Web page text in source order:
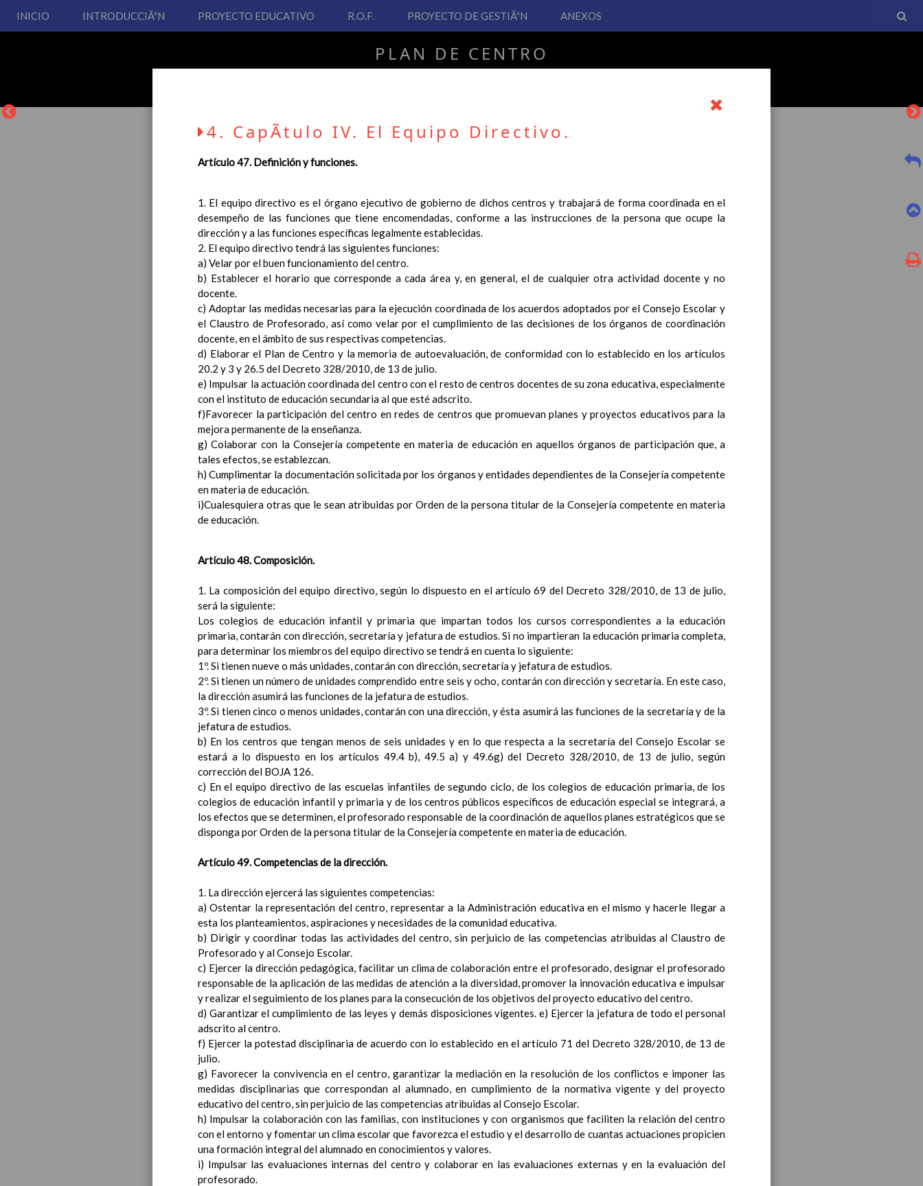
INICIO INTRODUCCIÃ³N PROYECTO EDUCATIVO R.O.F. PROYECTO DE GESTIÃ³N ANEXOS
PLAN DE CENTRO
PLAN DE CENTRO
La entrada en vigor del Real Decreto 126/2014, de 28 de febrero, por el que se establece el currículo básico de la
Educación Primaria, se ha hecho necesario la revisión y adecuación de nuestro Plan de Centro a esta normativa, el
cual usted podrá consultar desde este sitio web.
Esperamos que sea de su interés.
Contenido
IntroducciÃ³n
AnÃ¡lisis del Contexto
Proyecto Educativo
Marco Normativo
Objetivos propios para la mejora del rendimiento escolar
LÃ­neas generales de actuaciÃ³n pedagÃ³gica
CoordinaciÃ³n y concreciÃ³n de los contenidos curriculares, asÃ­ como el tratamiento transversal en las
Ã¡reas de la educaciÃ³n en valores y otras enseÃ±anzas
EducaciÃ³n Infantil (Segundo Ciclo)
15 noviembre 2019
Objetivos generales
Ãreas Curriculares
curriculares.
EvaluaciÃ³n
AtenciÃ³n a la diversidad
15 noviembre 2019
ConcreciÃ³n curricular para la etapa
15 noviembre 2019
Ãrea III: Lenguajes: comunicaciÃ³n y representaciÃ³n 15 noviembre 2019
Ãrea II: Conocimiento del medio 15 noviembre 2019
Ãrea I: Conocimiento de sÃ­ mismo y autonomÃ­a personal 15 noviembre 2019
MetodologÃ­a 15 noviembre 2019
Recursos 15 noviembre 2019
EducaciÃ³n Primaria
Objetivos de la etapa
Ãrea de Lengua Castellana y Literatura
ContribuciÃ³n del Ã¡rea a las competencias clave
ConcreciÃ³n curricular para la etapa. Perfiles de Ã¡rea y de competencias
En
revisiÃ³n
Ãrea de MatemÃ¡ticas
ContribuciÃ³n del Ã¡rea a las competencias clave
revisiÃ³n
Ãrea de Lengua Extranjera (inglÃ©s)
Objetivos del Ã¡rea
ContribuciÃ³n del Ã¡rea a las competencias clave
revisiÃ³n
Ãrea de Ciencias de la Naturaleza
Objetivos del Ã¡rea
ContribuciÃ³n del Ã¡rea a las competencias clave
revisiÃ³n
Objetivos del Ã¡rea
ContribuciÃ³n del Ã¡rea a las competencias clave
ConcreciÃ³n curricular para la etapa. Perfiles de Ã¡rea y de competencias
revisiÃ³n
Ãrea de EducaciÃ³n FÃ­sica
Objetivos del Ã¡rea
ContribuciÃ³n del Ã¡rea a las competencias clave
4. CapÃ­tulo IV. El Equipo Directivo.
Artículo 47. Definición y funciones.
1. El equipo directivo es el órgano ejecutivo de gobierno de dichos centros y trabajará de forma coordinada en el
desempeño de las funciones que tiene encomendadas, conforme a las instrucciones de la persona que ocupe la
dirección y a las funciones específicas legalmente establecidas.
2. El equipo directivo tendrá las siguientes funciones:
a) Velar por el buen funcionamiento del centro.
b) Establecer el horario que corresponde a cada área y, en general, el de cualquier otra actividad docente y no
docente.
c) Adoptar las medidas necesarias para la ejecución coordinada de los acuerdos adoptados por el Consejo Escolar y
el Claustro de Profesorado, así como velar por el cumplimiento de las decisiones de los órganos de coordinación
docente, en el ámbito de sus respectivas competencias.
d) Elaborar el Plan de Centro y la memoria de autoevaluación, de conformidad con lo establecido en los artículos
20.2 y 3 y 26.5 del Decreto 328/2010, de 13 de julio.
e) Impulsar la actuación coordinada del centro con el resto de centros docentes de su zona educativa, especialmente
con el instituto de educación secundaria al que esté adscrito.
f)Favorecer la participación del centro en redes de centros que promuevan planes y proyectos educativos para la
mejora permanente de la enseñanza.
g) Colaborar con la Consejería competente en materia de educación en aquellos órganos de participación que, a
tales efectos, se establezcan.
h) Cumplimentar la documentación solicitada por los órganos y entidades dependientes de la Consejería competente
en materia de educación.
i)Cualesquiera otras que le sean atribuidas por Orden de la persona titular de la Consejería competente en materia
de educación.
Artículo 48. Composición.
1. La composición del equipo directivo, según lo dispuesto en el artículo 69 del Decreto 328/2010, de 13 de julio,
será la siguiente:
Los colegios de educación infantil y primaria que impartan todos los cursos correspondientes a la educación
primaria, contarán con dirección, secretaría y jefatura de estudios. Si no impartieran la educación primaria completa,
para determinar los miembros del equipo directivo se tendrá en cuenta lo siguiente:
1º. Si tienen nueve o más unidades, contarán con dirección, secretaría y jefatura de estudios.
2º. Si tienen un número de unidades comprendido entre seis y ocho, contarán con dirección y secretaría. En este caso,
la dirección asumirá las funciones de la jefatura de estudios.
3º. Si tienen cinco o menos unidades, contarán con una dirección, y ésta asumirá las funciones de la secretaría y de la
jefatura de estudios.
b) En los centros que tengan menos de seis unidades y en lo que respecta a la secretaría del Consejo Escolar se
estará a lo dispuesto en los artículos 49.4 b), 49.5 a) y 49.6g) del Decreto 328/2010, de 13 de julio, según
corrección del BOJA 126.
c) En el equipo directivo de las escuelas infantiles de segundo ciclo, de los colegios de educación primaria, de los
colegios de educación infantil y primaria y de los centros públicos específicos de educación especial se integrará, a
los efectos que se determinen, el profesorado responsable de la coordinación de aquellos planes estratégicos que se
disponga por Orden de la persona titular de la Consejería competente en materia de educación.
Artículo 49. Competencias de la dirección.
1. La dirección ejercerá las siguientes competencias:
a) Ostentar la representación del centro, representar a la Administración educativa en el mismo y hacerle llegar a
esta los planteamientos, aspiraciones y necesidades de la comunidad educativa.
b) Dirigir y coordinar todas las actividades del centro, sin perjuicio de las competencias atribuidas al Claustro de
Profesorado y al Consejo Escolar.
c) Ejercer la dirección pedagógica, facilitar un clima de colaboración entre el profesorado, designar el profesorado
responsable de la aplicación de las medidas de atención a la diversidad, promover la innovación educativa e impulsar
y realizar el seguimiento de los planes para la consecución de los objetivos del proyecto educativo del centro.
d) Garantizar el cumplimiento de las leyes y demás disposiciones vigentes. e) Ejercer la jefatura de todo el personal
adscrito al centro.
f) Ejercer la potestad disciplinaria de acuerdo con lo establecido en el artículo 71 del Decreto 328/2010, de 13 de
julio.
g) Favorecer la convivencia en el centro, garantizar la mediación en la resolución de los conflictos e imponer las
medidas disciplinarias que correspondan al alumnado, en cumplimiento de la normativa vigente y del proyecto
educativo del centro, sin perjuicio de las competencias atribuidas al Consejo Escolar.
h) Impulsar la colaboración con las familias, con instituciones y con organismos que faciliten la relación del centro
con el entorno y fomentar un clima escolar que favorezca el estudio y el desarrollo de cuantas actuaciones propicien
una formación integral del alumnado en conocimientos y valores.
i) Impulsar las evaluaciones internas del centro y colaborar en las evaluaciones externas y en la evaluación del
profesorado.